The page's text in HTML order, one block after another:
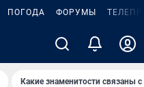
ПОГОДА ФОРУМЫ
Какие знаменитости связаны